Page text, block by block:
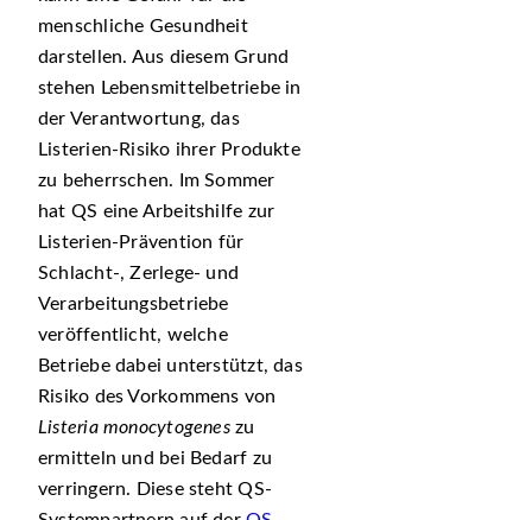
menschliche Gesundheit
darstellen. Aus diesem Grund
stehen Lebensmittelbetriebe in
der Verantwortung, das
Listerien-Risiko ihrer Produkte
zu beherrschen. Im Sommer
hat QS eine Arbeitshilfe zur
Listerien-Prävention für
Schlacht-, Zerlege- und
Verarbeitungsbetriebe
veröffentlicht, welche
Betriebe dabei unterstützt, das
Risiko des Vorkommens von
Listeria monocytogeneszu
ermitteln und bei Bedarf zu
verringern. Diese steht QS-